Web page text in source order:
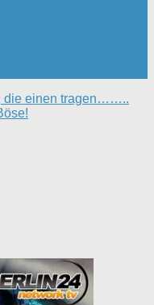
die einen tragen……..